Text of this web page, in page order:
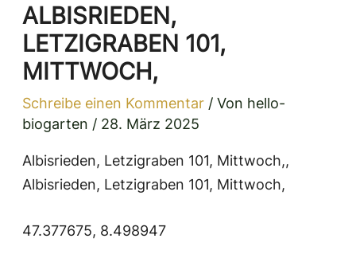
ALBISRIEDEN,
LETZIGRABEN 101,
MITTWOCH,
Schreibe einen Kommentar / Von hello-
biogarten / 28. März 2025
Albisrieden, Letzigraben 101, Mittwoch,,
Albisrieden, Letzigraben 101, Mittwoch,
47.377675, 8.498947